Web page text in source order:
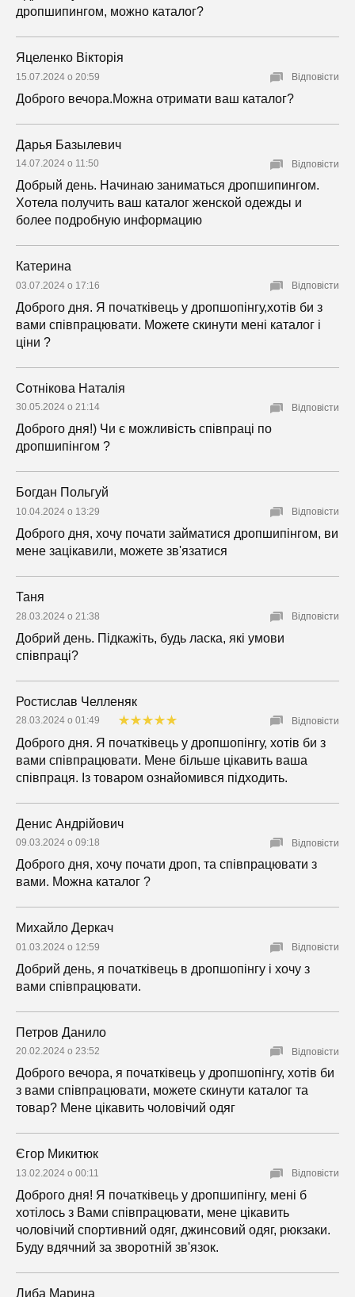
дропшипингом, можно каталог?
Яцеленко Вікторія
15.07.2024 о 20:59
Доброго вечора.Можна отримати ваш каталог?
Відповісти
Дарья Базылевич
14.07.2024 о 11:50
Добрый день. Начинаю заниматься дропшипингом.
Хотела получить ваш каталог женской одежды и
более подробную информацию
Відповісти
Катерина
03.07.2024 о 17:16
Доброго дня. Я початківець у дропшопінгу,хотів би з
вами співпрацювати. Можете скинути мені каталог і
ціни ?
Відповісти
Сотнікова Наталія
30.05.2024 о 21:14
Доброго дня!) Чи є можливість співпраці по
дропшипінгом ?
Відповісти
Богдан Польгуй
10.04.2024 о 13:29
Доброго дня, хочу почати займатися дропшипінгом, ви
мене зацікавили, можете зв'язатися
Відповісти
Таня
28.03.2024 о 21:38
Добрий день. Підкажіть, будь ласка, які умови
співпраці?
Відповісти
Ростислав Челленяк
28.03.2024 о 01:49
Доброго дня. Я початківець у дропшопінгу, хотів би з
вами співпрацювати. Мене більше цікавить ваша
співпраця. Із товаром ознайомився підходить.
Відповісти
Денис Андрійович
09.03.2024 о 09:18
Доброго дня, хочу почати дроп, та співпрацювати з
вами. Можна каталог ?
Відповісти
Михайло Деркач
01.03.2024 о 12:59
Добрий день, я початківець в дропшопінгу і хочу з
вами співпрацювати.
Відповісти
Петров Данило
20.02.2024 о 23:52
Доброго вечора, я початківець у дропшопінгу, хотів би
з вами співпрацювати, можете скинути каталог та
товар? Мене цікавить чоловічий одяг
Відповісти
Єгор Микитюк
13.02.2024 о 00:11
Доброго дня! Я початківець у дропшипінгу, мені б
хотілось з Вами співпрацювати, мене цікавить
чоловічий спортивний одяг, джинсовий одяг, рюкзаки.
Буду вдячний за зворотній зв'язок.
Відповісти
Либа Марина